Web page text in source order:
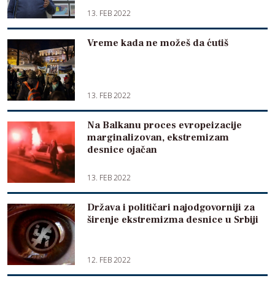
13. FEB 2022
Vreme kada ne možeš da ćutiš
13. FEB 2022
Na Balkanu proces evropeizacije
marginalizovan, ekstremizam
desnice ojačan
13. FEB 2022
Država i političari najodgovorniji za
širenje ekstremizma desnice u Srbiji
12. FEB 2022